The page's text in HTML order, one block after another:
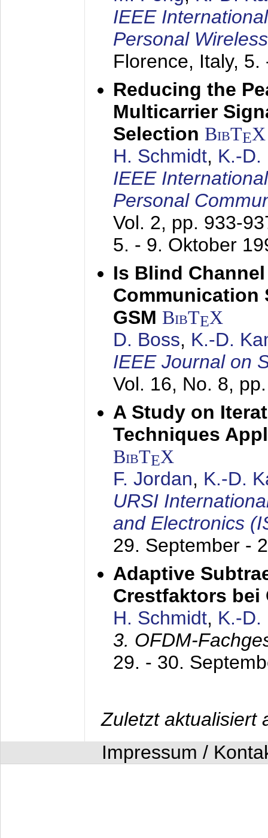
IEEE
Personal
Florence, Italy, 5.
Reducing the
Multicarrier
Selection BibTEX
H. Schmidt, K.-D.
IEEE
Personal
Vol. 2, pp. 933-
5. - 9. Oktober
Is Blind
Communication
GSM BibTEX
D. Boss, K.-D.
IEEE Journal on
Vol. 16, No. 8,
A Study on
Techniques
BibTEX
F. Jordan, K.-D.
URSI
and Electronics
29. September -
Adaptive
Crestfaktors bei
H. Schmidt, K.-D.
3. OFDM-
29. - 30.
Zuletzt aktualisiert
Impressum /